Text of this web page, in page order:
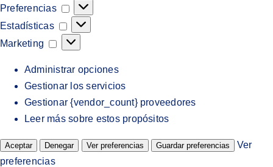
Preferencias
Preferencias
Estadísticas
Estadísticas
Marketing
Marketing
Administrar opciones
Gestionar los servicios
Gestionar {vendor_count} proveedores
Leer más sobre estos propósitos
Aceptar Denegar Ver preferencias Guardar preferencias
Ver
preferencias